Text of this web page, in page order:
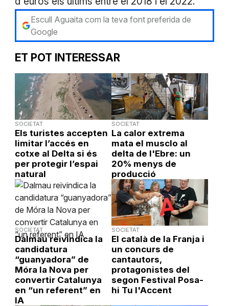
Escull Aguaita com la teva font preferida de
Google
ET POT INTERESSAR
SOCIETAT
Els turistes accepten
limitar l’accés en
cotxe al Delta si és
per protegir l’espai
natural
SOCIETAT
La calor extrema
mata el musclo al
delta de l'Ebre: un
20% menys de
producció
SOCIETAT
Dalmau reivindica la
candidatura
“guanyadora” de
Móra la Nova per
convertir Catalunya
en “un referent” en
IA
SOCIETAT
El català de la Franja i
un concurs de
cantautors,
protagonistes del
segon Festival Posa-
hi Tu l'Accent